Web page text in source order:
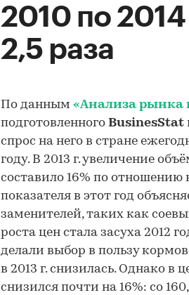
2010 по 2014
2,5 раза
По данным «Анализа рынка
подготовленного BusinesStat
спрос на него в стране
году. В 2013 г. увеличение
составило 16% по отношению
показателя в этот год
заменителей, таких как
роста цен стала засуха 2012
делали выбор в пользу
в 2013 г. снизилась. Однако в
снизился почти на 16%: со